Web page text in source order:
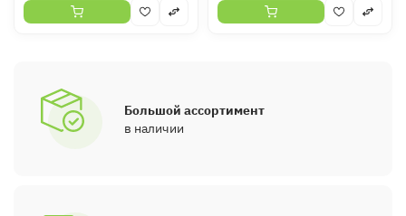
Большой ассортимент
в наличии